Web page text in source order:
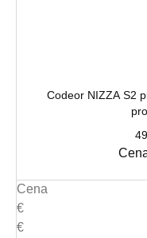
Codeor NIZZA S2
Cena
€
€